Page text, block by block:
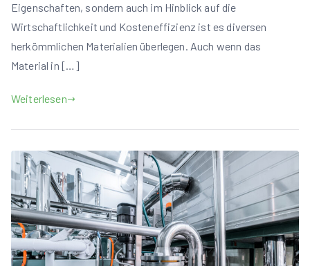
Eigenschaften, sondern auch im Hinblick auf die
Wirtschaftlichkeit und Kosteneffizienz ist es diversen
herkömmlichen Materialien überlegen. Auch wenn das
Material in […]
Weiterlesen